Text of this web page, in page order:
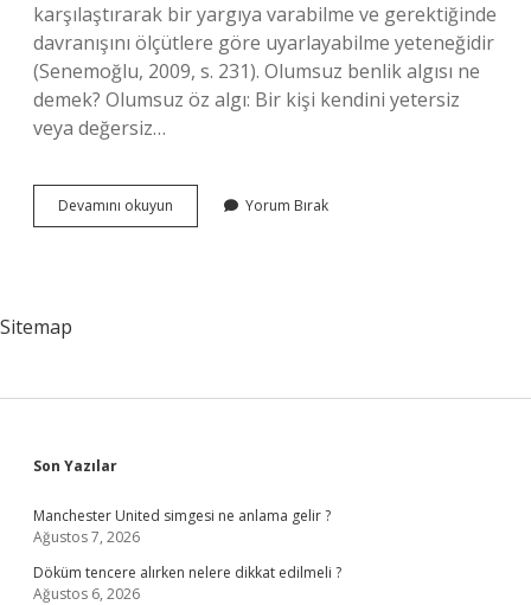
karşılaştırarak bir yargıya varabilme ve gerektiğinde
davranışını ölçütlere göre uyarlayabilme yeteneğidir
(Senemoğlu, 2009, s. 231). Olumsuz benlik algısı ne
demek? Olumsuz öz algı: Bir kişi kendini yetersiz
veya değersiz…
Devamını okuyun Özbenlik
Algısı
Yorum Bırak
Sitemap
Sidebar
Son Yazılar
Manchester United simgesi ne anlama gelir ?
Ağustos 7, 2026
Döküm tencere alırken nelere dikkat edilmeli ?
Ağustos 6, 2026